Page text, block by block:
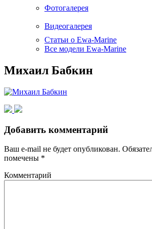
Фотогалерея
Видеогалерея
Статьи о Ewa-Marine
Все модели Ewa-Marine
Михаил Бабкин
Добавить комментарий
Ваш e-mail не будет опубликован.
помечены *
Комментарий